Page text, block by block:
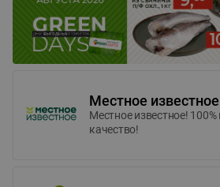
Местное известное
Местное известное! 100%
качество!